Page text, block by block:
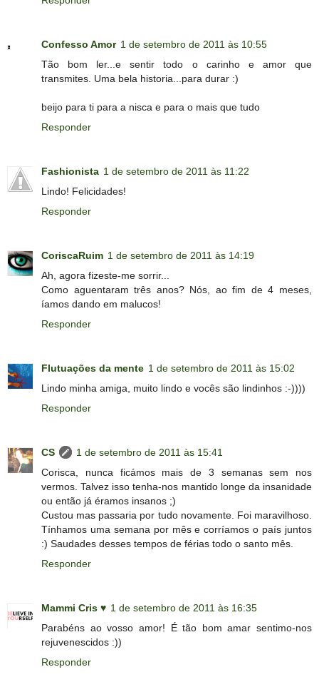
Confesso Amor 1 de setembro de 2011 às 10:55
Tão bom ler...e sentir todo o carinho e amor que
transmites. Uma bela historia...para durar :)
beijo para ti para a nisca e para o mais que tudo
Responder
Fashionista 1 de setembro de 2011 às 11:22
Lindo! Felicidades!
Responder
CoriscaRuim 1 de setembro de 2011 às 14:19
Ah, agora fizeste-me sorrir...
Como aguentaram três anos? Nós, ao fim de 4 meses,
íamos dando em malucos!
Responder
Flutuações da mente 1 de setembro de 2011 às 15:02
Lindo minha amiga, muito lindo e vocês são lindinhos :-))))
Responder
CS
1 de setembro de 2011 às 15:41
Corisca, nunca ficámos mais de 3 semanas sem nos
vermos. Talvez isso tenha-nos mantido longe da insanidade
ou então já éramos insanos ;)
Custou mas passaria por tudo novamente. Foi maravilhoso.
Tínhamos uma semana por mês e corríamos o país juntos
:) Saudades desses tempos de férias todo o santo mês.
Responder
Mammi Cris ♥ 1 de setembro de 2011 às 16:35
Parabéns ao vosso amor! É tão bom amar sentimo-nos
rejuvenescidos :))
Responder